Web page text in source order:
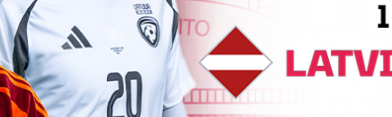
Latvijas Jaunatnes čempionāts futbolā Attīstības C
LIEPĀJAS FS 6